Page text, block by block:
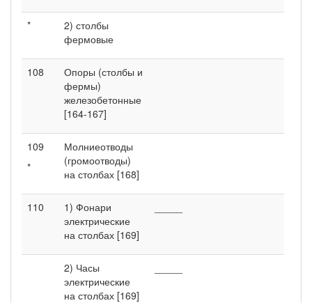
*
2) столбы
фермовые
108
Опоры (столбы и
фермы)
железобетонные
[164-167]
109
*
Молниеотводы
(громоотводы)
на столбах [168]
110
1) Фонари
электрические
на столбах [169]
2) Часы
электрические
на столбах [169]